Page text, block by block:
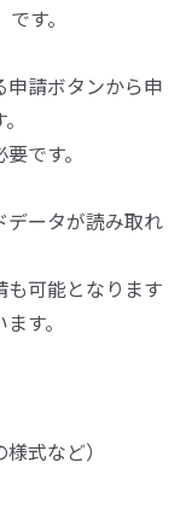
す。
請ボタンから申
です。
データが読み取れ
可能となります
す。
式など）